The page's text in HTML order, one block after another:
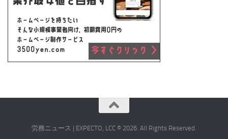
労務ニュース | EXPECTO, LCC © 2026. All Rights Reserved.